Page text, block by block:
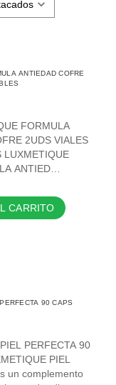
ANTIEDAD COFRE
FORMULA
2UDS VIALES
ANTIED…
CARRITO
90 CAPS
PERFECTA 90
PIEL
un complemento